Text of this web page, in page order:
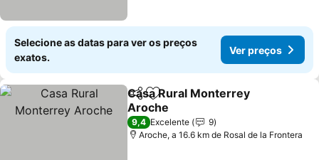
Selecione as datas para ver os preços
exatos.
Ver preços
PartilharAdicionar aos favoritos
Casa Rural Monterrey
Aroche
9,4 Excelente
9
Aroche, a 16.6 km de Rosal de la Frontera